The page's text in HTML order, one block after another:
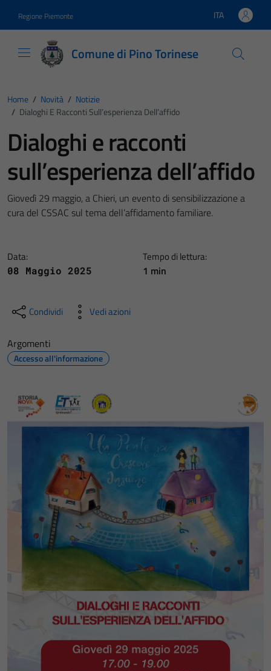
Regione Piemonte Lingua attiva:
ITA
Comune di Pino Torinese
Home / Novità / Notizie
/ Dialoghi E Racconti Sull’esperienza Dell’affido
Dialoghi e racconti
sull’esperienza dell’affido
Giovedì 29 maggio, a Chieri, un evento di sensibilizzazione a
cura del CSSAC sul tema dell’affidamento familiare.
Data:
08 Maggio 2025
Tempo di lettura:
1 min
Condividi Vedi azioni
Argomenti
Accesso all'informazione